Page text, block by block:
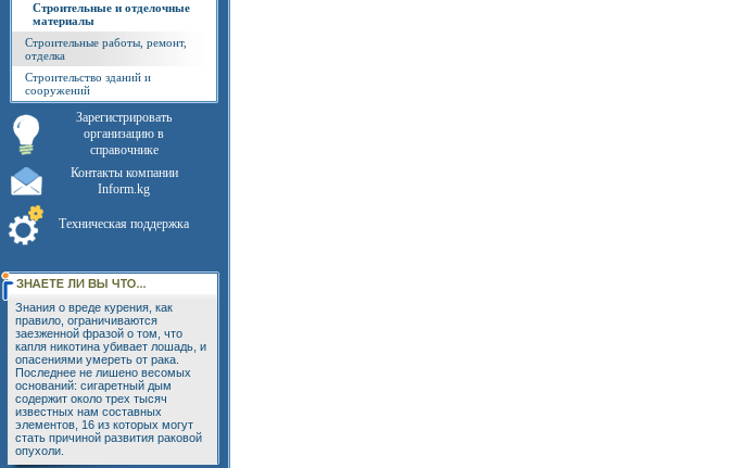
Строительные и отделочные
материалы
Строительные работы, ремонт,
отделка
Строительство зданий и
сооружений
Зарегистрировать
организацию в
справочнике
Контакты компании
Inform.kg
Техническая поддержка
Знания о вреде курения, как
правило, ограничиваются
заезженной фразой о том, что
капля никотина убивает лошадь, и
опасениями умереть от рака.
Последнее не лишено весомых
оснований: сигаретный дым
содержит около трех тысяч
известных нам составных
элементов, 16 из которых могут
стать причиной развития раковой
опухоли.